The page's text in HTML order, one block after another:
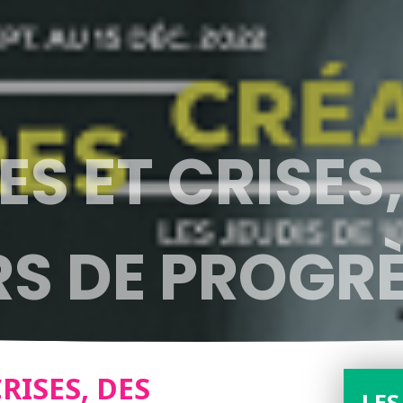
ET
DE
DES
DES